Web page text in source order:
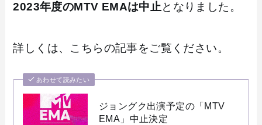
2023年度のMTV EMAは中止となりました。
詳しくは、こちらの記事をご覧ください。
あわせて読みたい
ジョングク出演予定の「MTV
EMA」中止決定